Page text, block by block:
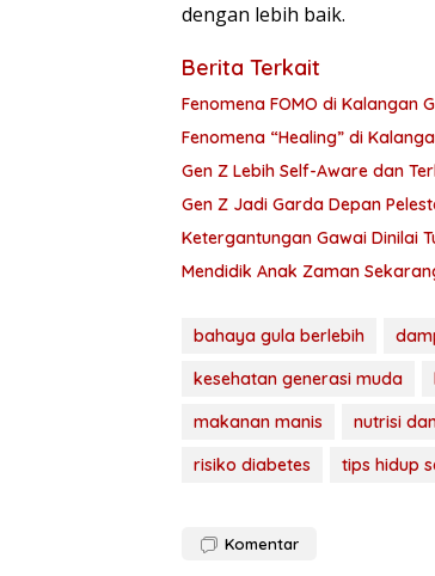
dengan lebih baik.
Berita Terkait
Fenomena FOMO di Kalangan
Fenomena “Healing” di
Gen Z Lebih Self-Aware dan
Gen Z Jadi Garda Depan
Ketergantungan Gawai Dinilai
Mendidik Anak Zaman
bahaya gula berlebih
kesehatan generasi muda
makanan manis
nutrisi
risiko diabetes
tips hidup
Komentar